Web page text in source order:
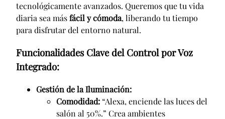
tecnológicamente avanzados. Queremos que tu vida
diaria sea másfácil y cómoda, liberando tu tiempo
para disfrutar del entorno natural.
Funcionalidades Clave del Control por Voz
Integrado:
Gestión de la Iluminación:
Comodidad: “Alexa, enciende las luces del
salón al 50%.” Crea ambientes